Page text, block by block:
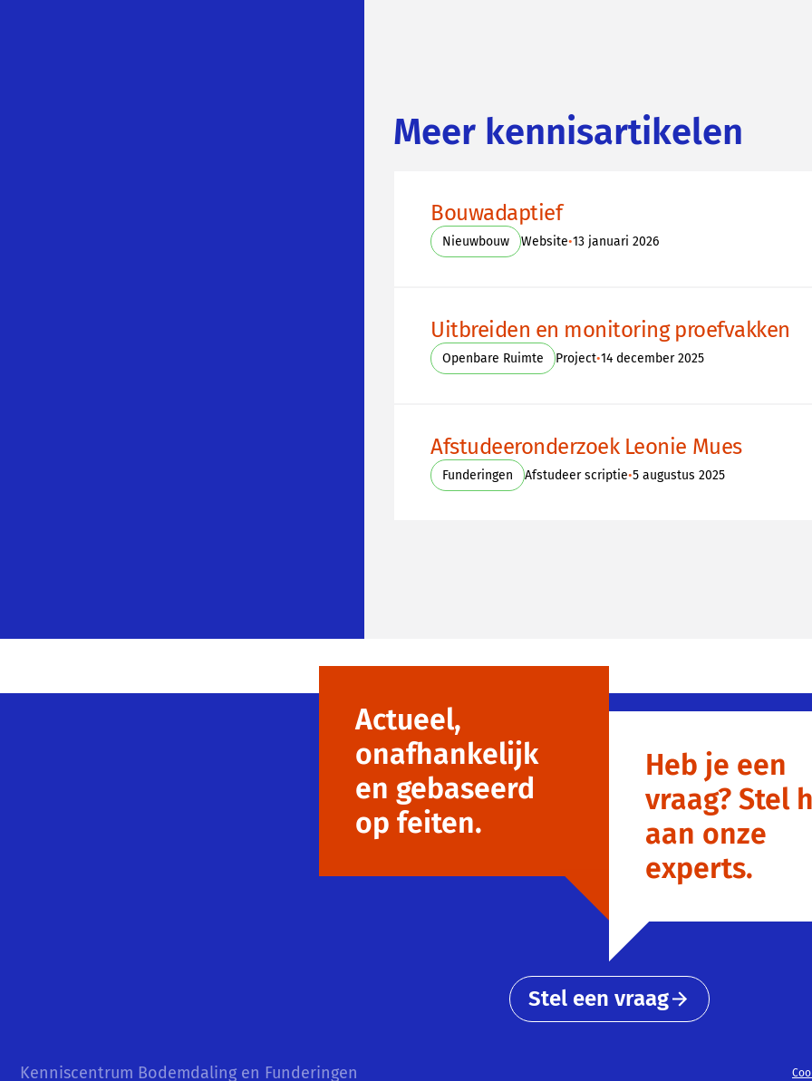
Meer kennisartikelen
Bouwadaptief
Nieuwbouw Website•13 januari 2026
Uitbreiden en monitoring proefvakken
Openbare Ruimte Project•14 december 2025
Afstudeeronderzoek Leonie Mues
Funderingen Afstudeer scriptie•5 augustus 2025
Actueel,
onafhankelijk
en gebaseerd
op feiten.
Heb je een
vraag? Stel
aan onze
experts.
Stel een vraag
Kenniscentrum Bodemdaling en Funderingen